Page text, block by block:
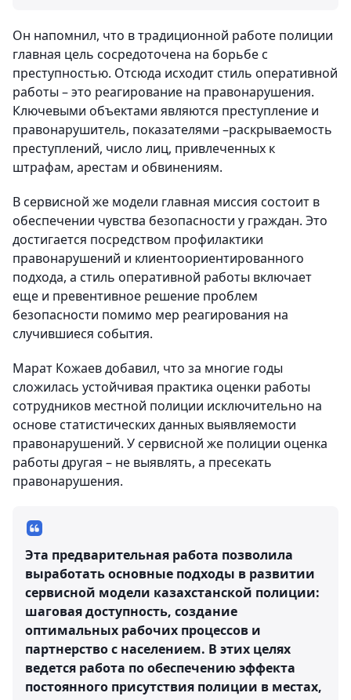
Он напомнил, что в традиционной работе полиции
главная цель сосредоточена на борьбе с
преступностью. Отсюда исходит стиль оперативной
работы – это реагирование на правонарушения.
Ключевыми объектами являются преступление и
правонарушитель, показателями –раскрываемость
преступлений, число лиц, привлеченных к
штрафам, арестам и обвинениям.
В сервисной же модели главная миссия состоит в
обеспечении чувства безопасности у граждан. Это
достигается посредством профилактики
правонарушений и клиентоориентированного
подхода, а стиль оперативной работы включает
еще и превентивное решение проблем
безопасности помимо мер реагирования на
случившиеся события.
Марат Кожаев добавил, что за многие годы
сложилась устойчивая практика оценки работы
сотрудников местной полиции исключительно на
основе статистических данных выявляемости
правонарушений. У сервисной же полиции оценка
работы другая – не выявлять, а пресекать
правонарушения.
Эта предварительная работа позволила
выработать основные подходы в развитии
сервисной модели казахстанской полиции:
шаговая доступность, создание
оптимальных рабочих процессов и
партнерство с населением. В этих целях
ведется работа по обеспечению эффекта
постоянного присутствия полиции в местах,